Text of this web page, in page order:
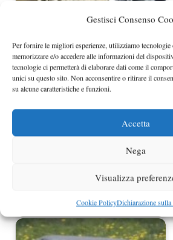
Gestisci Consenso
Per fornire le migliori esperienze, utilizziamo tecnologie
memorizzare e/o accedere alle informazioni del
tecnologie ci permetterà di elaborare dati come il
unici su questo sito. Non acconsentire o ritirare il
su alcune caratteristiche e funzioni.
Accetta
Nega
Visualizza
Cookie PolicyDichiarazione
Nuove informazioni sulla Toyota
Rav4 di quarta generazione
Toyota RAV4 EV primi dettagli e
immagini ufficiali